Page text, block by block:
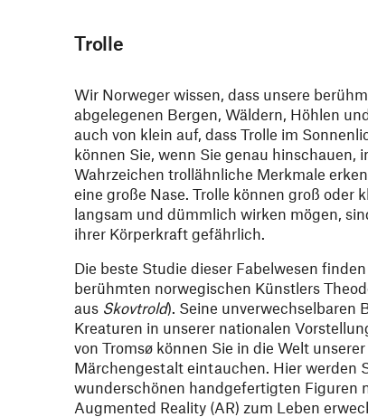
Trolle
Wir Norweger wissen, dass unsere
abgelegenen Bergen, Wäldern, Höhlen
auch von klein auf, dass Trolle im
können Sie, wenn Sie genau hinschauen,
Wahrzeichen trollähnliche Merkmale
eine große Nase. Trolle können groß oder
langsam und dümmlich wirken mögen,
ihrer Körperkraft gefährlich.
Die beste Studie dieser Fabelwesen
berühmten norwegischen Künstlers
aus Skovtrold). Seine unverwechselbaren
Kreaturen in unserer nationalen
von Tromsø können Sie in die Welt
Märchengestalt eintauchen. Hier werden
wunderschönen handgefertigten Figuren
Augmented Reality (AR) zum Leben